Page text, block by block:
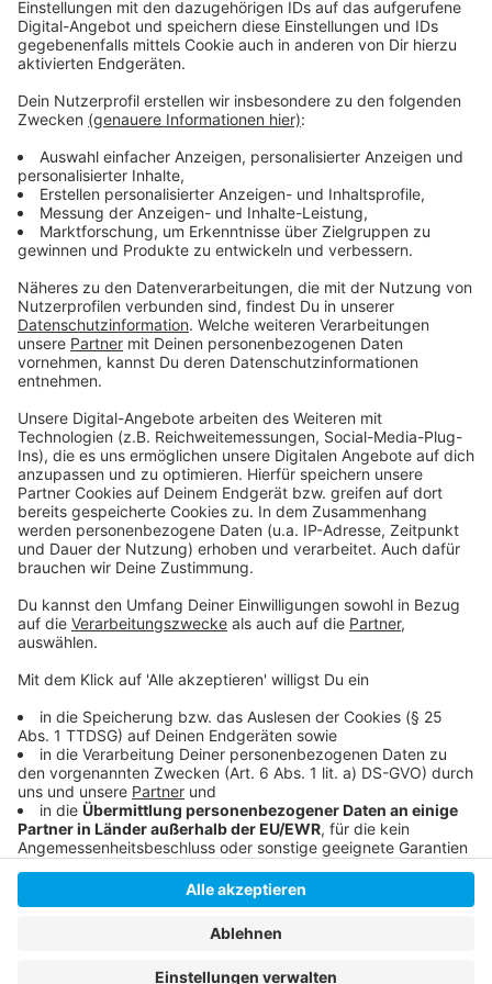
Anzeige
Ziel der Streetworker ist es, Gewaltpotentiale bei
Jugendlichen und jungen Erwachsenen abzubauen.
Junge Menschen sollen aber auch Hilfsangebote
bekommen, zum Beispiel bei Job- und
Ausbildungsplatzsuche, der Wohnungssuche und
gerichtlichen Angelegenheiten.
Anzeige
Weitere Infos und Links zum Thema:
Mehr Sicherheit in der Innenstadt
Mehr Sicherheit in der Düsseldorfer Altstadt
Hier Informiert die Stadt
Neue Beleuchtung in der Stadt
Anzeige
Anzeige